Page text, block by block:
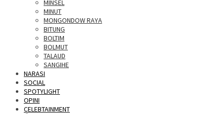
MINSEL
MINUT
MONGONDOW RAYA
BITUNG
BOLTIM
BOLMUT
TALAUD
SANGIHE
NARASI
SOCIAL
SPOTYLIGHT
OPINI
CELEBTAINMENT